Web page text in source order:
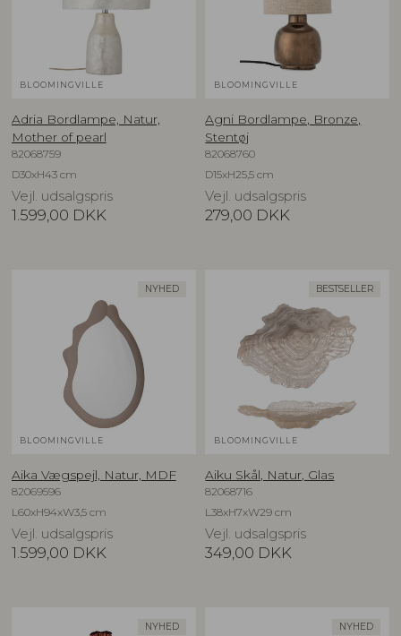
BLOOMINGVILLE
Adria Bordlampe, Natur,
Mother of pearl
82068759
D30xH43 cm
Vejl. udsalgspris
1.599,00 DKK
BLOOMINGVILLE
Agni Bordlampe, Bronze,
Stentøj
82068760
D15xH25,5 cm
Vejl. udsalgspris
279,00 DKK
NYHED
BLOOMINGVILLE
Aika Vægspejl, Natur, MDF
82069596
L60xH94xW3,5 cm
Vejl. udsalgspris
1.599,00 DKK
BESTSELLER
BLOOMINGVILLE
Aiku Skål, Natur, Glas
82068716
L38xH7xW29 cm
Vejl. udsalgspris
349,00 DKK
NYHED NYHED